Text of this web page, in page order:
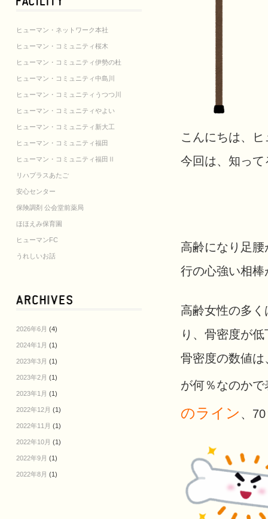
ヒューマン・ネットワーク本社
ヒューマン・コミュニティ桜木
ヒューマン・コミュニティ伊勢の杜
ヒューマン・コミュニティ中島川
ヒューマン・コミュニティうつつ川
ヒューマン・コミュニティやよい
ヒューマン・コミュニティ新大工
ヒューマン・コミュニティ福田
ヒューマン・コミュニティ福田Ⅱ
リハプラスあたご
安心センター
保険調剤 公会堂前薬局
ほほえみ保育園
ヒューマンFC
うれしいお話
2026年6月 (4)
2024年1月 (1)
2023年3月 (1)
2023年2月 (1)
2023年1月 (1)
2022年12月 (1)
2022年11月 (1)
2022年10月 (1)
2022年9月 (1)
2022年8月 (1)
こんにちは、
今回は、知っ
高齢になり足
行の心強い相棒
高齢女性の多
り、骨密度が
骨密度の数値
が何％なのか
のライン 、